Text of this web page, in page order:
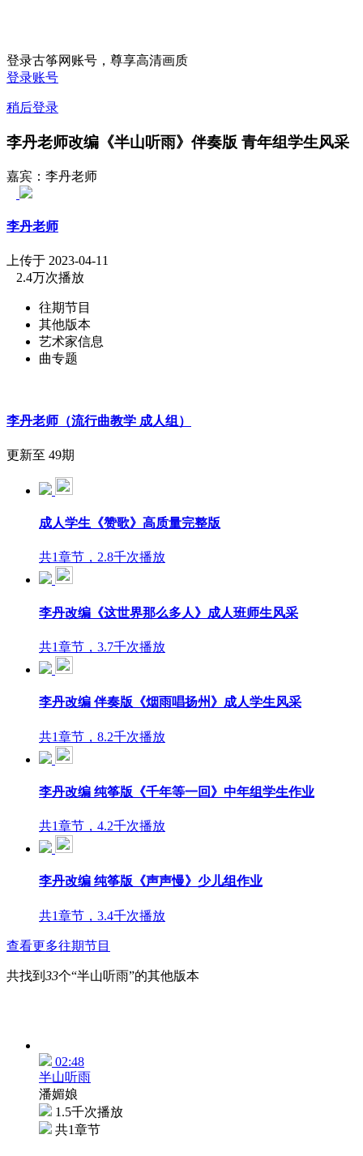
登录古筝网账号，尊享高清画质
登录账号
稍后登录
李丹老师改编《半山听雨》伴奏版 青年组学生风采
嘉宾：李丹老师
李丹老师
上传于 2023-04-11
2.4万次播放
往期节目
其他版本
艺术家信息
曲专题
李丹老师（流行曲教学 成人组）
更新至 49期
成人学生《赞歌》高质量完整版
共1章节，2.8千次播放
李丹改编《这世界那么多人》成人班师生风采
共1章节，3.7千次播放
李丹改编 伴奏版《烟雨唱扬州》成人学生风采
共1章节，8.2千次播放
李丹改编 纯筝版《千年等一回》中年组学生作业
共1章节，4.2千次播放
李丹改编 纯筝版《声声慢》少儿组作业
共1章节，3.4千次播放
查看更多往期节目
共找到 33个“半山听雨”的其他版本
02:48
半山听雨
潘媚娘
1.5千次播放
共1章节